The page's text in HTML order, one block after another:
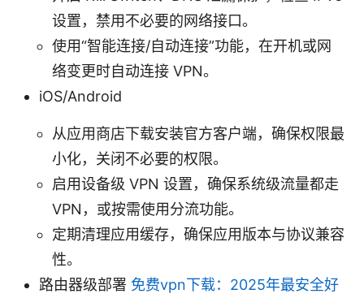
设置，禁用不必要的网络接口。
使用“智能连接/自动连接”功能，在开机或网
络变更时自动连接 VPN。
iOS/Android
从应用商店下载安装官方客户端，确保权限最
小化，关闭不必要的权限。
启用设备级 VPN 设置，确保系统级流量都走
VPN，或按需使用分流功能。
定期清理应用缓存，确保应用版本与协议兼容
性。
路由器级部署 免费vpn下载：2025年最安全好